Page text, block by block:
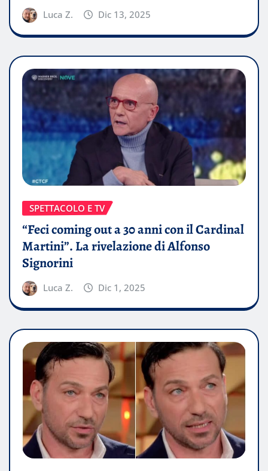
Luca Z. Dic 13, 2025
SPETTACOLO E TV
“Feci coming out a 30 anni con il Cardinal
Martini”. La rivelazione di Alfonso
Signorini
Luca Z. Dic 1, 2025